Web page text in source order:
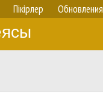
Пікірлер Обновления